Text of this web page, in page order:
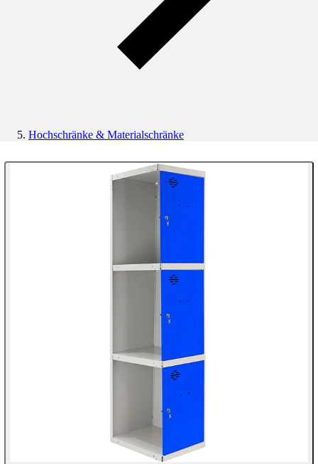
Hochschränke & Materialschränke